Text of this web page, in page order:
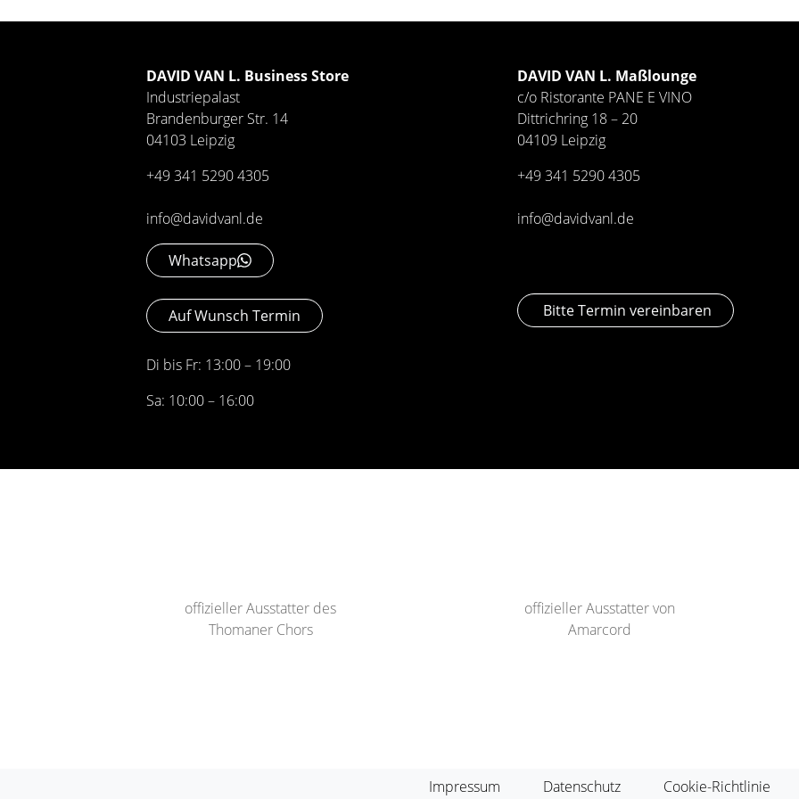
DAVID VAN L. Business Store
Industriepalast
Brandenburger Str. 14
04103 Leipzig
+49 341 5290 4305
info@davidvanl.de
Whatsapp
Auf Wunsch Termin
Di bis Fr: 13:00 – 19:00
Sa: 10:00 – 16:00
DAVID VAN L. Maßlounge
c/o Ristorante PANE E VINO
Dittrichring 18 – 20
04109 Leipzig
+49 341 5290 4305
info@davidvanl.de
Bitte Termin vereinbaren
offizieller Ausstatter des
Thomaner Chors
offizieller Ausstatter von
Amarcord
Impressum Datenschutz Cookie-Richtlinie